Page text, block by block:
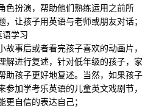
色扮演，帮助他们熟练运用之前所
让孩子用英语与老师或朋友对话；
学习
事后或者看完孩子喜欢的动画片，
解进行复述，针对低年级的孩子，家
助孩子更好地复述。当然，如果孩子
加学考乐英语的儿童英文戏剧节，
自信的表达自己；